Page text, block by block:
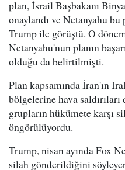
plan, İsrail Başbakanı
onaylandı ve Netanyahu
Trump ile görüştü. O
Netanyahu'nun planın
olduğu da belirtilmişti.
Plan kapsamında İran'ın
bölgelerine hava
grupların hükümete karşı
öngörülüyordu.
Trump, nisan ayında Fox
silah gönderildiğini